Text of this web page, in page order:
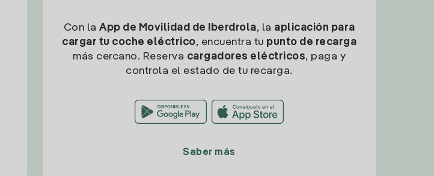
Con la App de Movilidad de Iberdrola, la aplicación para
cargar tu coche eléctrico, encuentra tu punto de recarga
más cercano. Reserva cargadores eléctricos, paga y
controla el estado de tu recarga.
Saber más